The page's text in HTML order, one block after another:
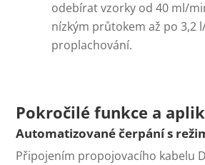
odebírat vzorky od 40 ml/
nízkým průtokem až po 3,2
proplachování.
Pokročilé funkce a
Automatizované čerpání s
Připojením propojovacího kabelu